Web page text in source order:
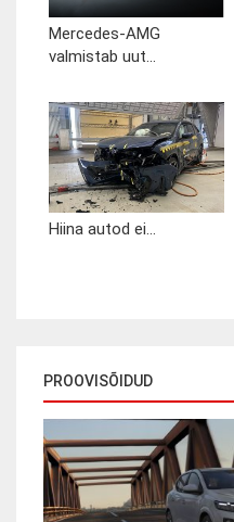
Mercedes-AMG
valmistab uut...
Hiina autod ei...
PROOVISÕIDUD